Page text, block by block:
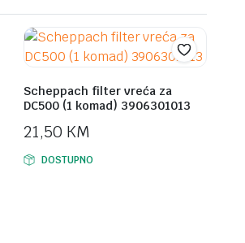
Scheppach filter vreća za
DC500 (1 komad) 3906301013
21,50 KM
DOSTUPNO